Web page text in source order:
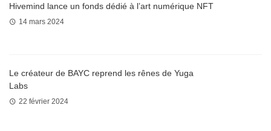
Hivemind lance un fonds dédié à l’art numérique NFT
14 mars 2024
Le créateur de BAYC reprend les rênes de Yuga
Labs
22 février 2024